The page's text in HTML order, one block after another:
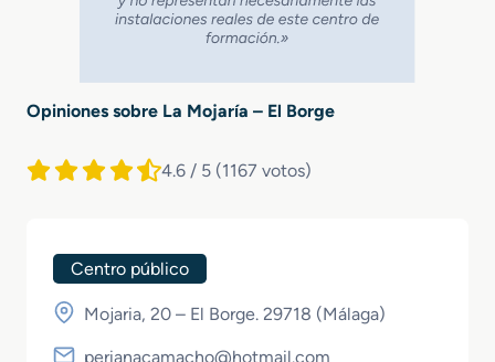
Opiniones sobre La Mojaría – El Borge
4.6 / 5 (1167 votos)
Centro público
Mojaria, 20 – El Borge. 29718 (Málaga)
perianacamacho@hotmail.com